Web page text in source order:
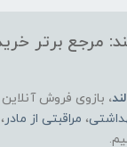
مرجع برتر
لند، بازوی فروش آنلاین
، مراقبتی از مادر،